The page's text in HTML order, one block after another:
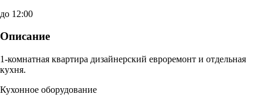
до 12:00
Описание
1-комнатная квартира дизайнерский евроремонт и отдельная
кухня.
Кухонное оборудование